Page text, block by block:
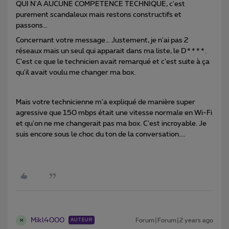
QUI N'A AUCUNE COMPETENCE TECHNIQUE, c'est
purement scandaleux mais restons constructifs et
passons…
Concernant votre message… Justement, je n'ai pas 2
réseaux mais un seul qui apparait dans ma liste, le D****.
C'est ce que le technicien avait remarqué et c'est suite à ça
qu'il avait voulu me changer ma box.
Mais votre technicienne m'a expliqué de manière super
agressive que 150 mbps était une vitesse normale en Wi-Fi
et qu'on ne me changerait pas ma box. C'est incroyable. Je
suis encore sous le choc du ton de la conversation....
M Mikl4000 AUTEUR Forum|Forum|2 years ago